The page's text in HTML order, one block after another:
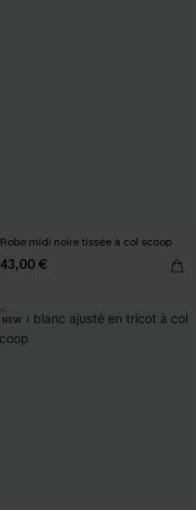
Robe midi noire tissée à col scoop
43,00 €
NEW